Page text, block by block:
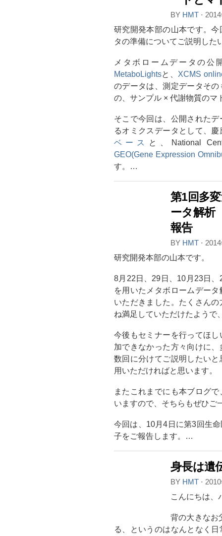
BY HMT ⋅
研究開発本部の山本です。
タの準備についてご説明した
メタボロームデータの公
MetaboLightsと、 XCMS
のデータは、測定データそ
の、サンプル × 代謝物質のマ
そこで今回は、公開された
るオミクスデータとして、
ベース
と、National
GEO(Gene Expression
す。…
第1回多
ータ解
報告
BY HMT ⋅
研究開発本部の山本です。
8月22日、29日、10月23日
を用いたメタボロームデー
いただきました。たくさん
ね満足していただけたようで
今後もセミナーを行ってほ
加できなかった方々向けに
数回に分けてご説明したい
用いただければと思います。
またこれまでにも本ブログで
いますので、そちらもぜひご
今回は、10月4日に第3回生
子をご報告します。…
身長は遺
BY HMT ⋅
こんにちは、
背の大きなお
る、というのはなんとなく